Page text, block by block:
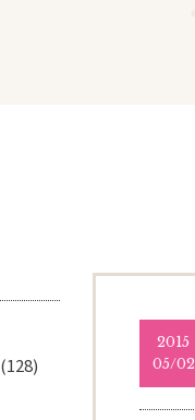
2015
05/02
(128)